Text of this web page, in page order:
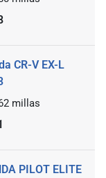
CR-V EX-L
millas
PILOT ELITE